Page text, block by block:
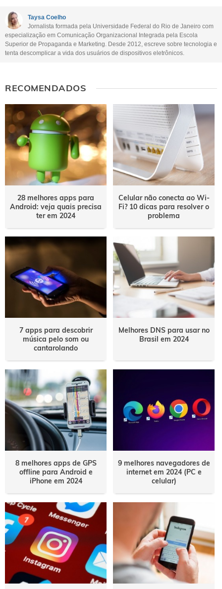
Este conteúdo não tem a informação que procuro
Outro
Taysa Coelho
Jornalista formada pela Universidade Federal do Rio de Janeiro com
especialização em Comunicação Organizacional Integrada pela Escola
Superior de Propaganda e Marketing. Desde 2012, escreve sobre tecnologia e
tenta descomplicar a vida dos usuários de dispositivos eletrônicos.
RECOMENDADOS
28 melhores apps para
Android: veja quais precisa
ter em 2024
Celular não conecta ao Wi-
Fi? 10 dicas para resolver o
problema
7 apps para descobrir
música pelo som ou
cantarolando
Melhores DNS para usar no
Brasil em 2024
8 melhores apps de GPS
offline para Android e
iPhone em 2024
9 melhores navegadores de
internet em 2024 (PC e
celular)